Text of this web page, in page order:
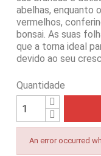
abelhas, enquanto
vermelhos,
bonsai. As suas
que a torna ideal
devido ao seu
Quantidade
An error occurred